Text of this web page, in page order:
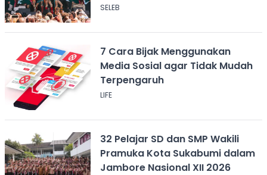
SELEB
7 Cara Bijak Menggunakan
Media Sosial agar Tidak Mudah
Terpengaruh
LIFE
32 Pelajar SD dan SMP Wakili
Pramuka Kota Sukabumi dalam
Jambore Nasional XII 2026